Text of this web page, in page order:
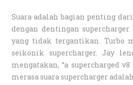
Suara adalah bagian penting
dengan dentingan
yang tidak tergantikan. Turbo
seikonik supercharger. Jay
mengatakan, “a supercharged
merasa suara supercharger